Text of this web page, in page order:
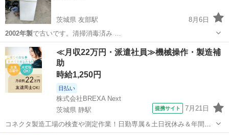
茨城県 友部駅
8月6日
2002年製
で古いです。清掃消毒済み …
茨城 石岡市 友部駅 キッチン家電 シャープ
≪月収22万円・派遣社員≫機械操作・製造補
助
時給1,250円
日払い
株式会社BREXA Next
茨城県 静駅
提携サイト 7月21日
コネクタ製造工場の検査や測定作業！日勤専属＆土日祝休み＆年間休